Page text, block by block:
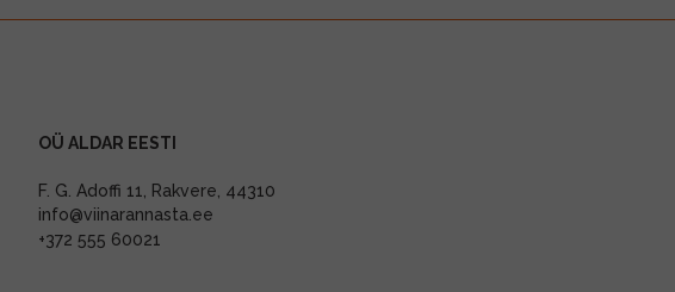
OÜ ALDAR EESTI
F. G. Adoffi 11, Rakvere, 44310
info@viinarannasta.ee
+372 555 60021